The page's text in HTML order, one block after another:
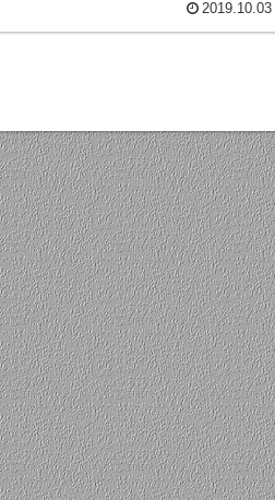
2019.10.03